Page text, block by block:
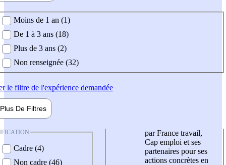
demandée
Moins de 1 an (1)
De 1 à 3 ans (18)
Plus de 3 ans (2)
Non renseignée (32)
le filtre de l'expérience demandée
Plus De Filtres
Cadre (4)
Non cadre (46)
par France travail,
Cap emploi et ses
partenaires pour ses
actions concrètes en